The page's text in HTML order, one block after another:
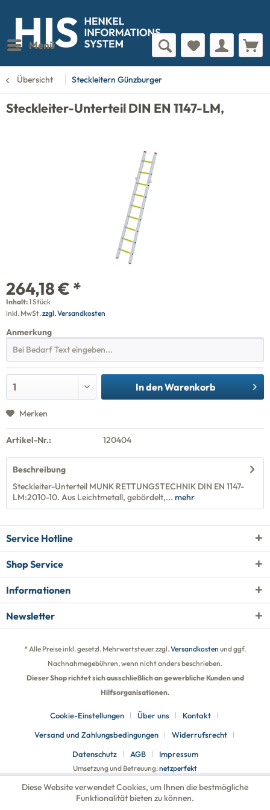
Menü
Übersicht Steckleitern Günzburger
Steckleiter-Unterteil DIN EN 1147-LM,
264,18 € *
Inhalt:1 Stück
inkl. MwSt.zzgl. Versandkosten
Anmerkung
In denWarenkorb
Merken
Artikel-Nr.: 120404
Beschreibung
Steckleiter-Unterteil MUNK RETTUNGSTECHNIK DIN EN 1147-
LM:2010-10. Aus Leichtmetall, gebördelt,... mehr
Service Hotline
Shop Service
Informationen
Newsletter
* Alle Preise inkl. gesetzl. Mehrwertsteuer zzgl.Versandkosten und ggf.
Nachnahmegebühren, wenn nicht anders beschrieben.
Dieser Shop richtet sich ausschließlich an gewerbliche Kunden und
Hilfsorganisationen.
Cookie-Einstellungen Über uns
Kontakt
Versand und Zahlungsbedingungen
Widerrufsrecht
Datenschutz
AGB Impressum
Umsetzung und Betreuung:netzperfekt
Diese Website verwendet Cookies, um Ihnen die bestmögliche
Funktionalität bieten zu können.